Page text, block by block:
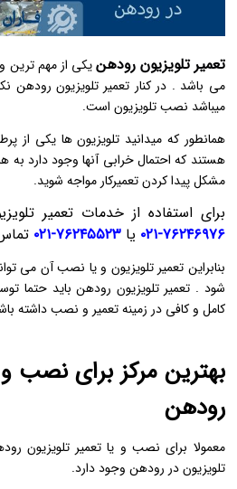
تعمیر تلویزیون رودهنیکی از مهم ترین
می باشد . در کنار تعمیر تلویزیون رودهن
میباشد نصب تلویزیون است.
همانطور که میدانید تلویزیون ها یکی از
هستند که احتمال خرابی آنها وجود دارد
مشکل پیدا کردن تعمیرکار مواجه شوید.
برای استفاده از خدمات تعمیر
۷۶۲۴۶۹۷۶-۰۲۱
یا۷۶۲۴۵۵۲۳-۰۲۱
بنابراین تعمیر تلویزیون و یا نصب آن می
شود . تعمیر تلویزیون رودهن باید حتما
کامل و کافی در زمینه تعمیر و نصب داشته
بهترین مرکز برای نصب و
رودهن
معمولا برای نصب و یا تعمیر تلویزیون
تلویزیون در رودهن وجود دارد.